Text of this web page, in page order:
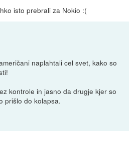
isto prebrali za Nokio :(
naplahtali cel svet, kako so
kontrole in jasno da drugje kjer so
prišlo do kolapsa.